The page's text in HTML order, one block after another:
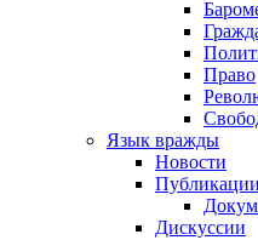
Право
Язык вражды
Новости
Публикации
Дискуссии